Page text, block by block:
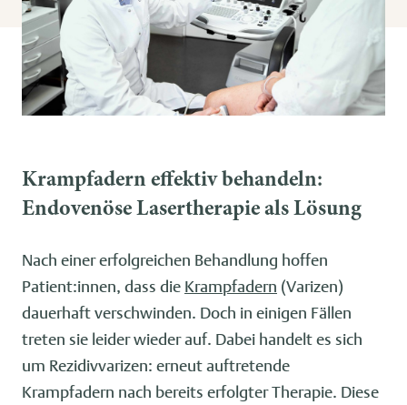
Krampfadern effektiv behandeln:
Endovenöse Lasertherapie als Lösung
Nach einer erfolgreichen Behandlung hoffen
Patient:innen, dass die Krampfadern (Varizen)
dauerhaft verschwinden. Doch in einigen Fällen
treten sie leider wieder auf. Dabei handelt es sich
um Rezidivvarizen: erneut auftretende
Krampfadern nach bereits erfolgter Therapie. Diese